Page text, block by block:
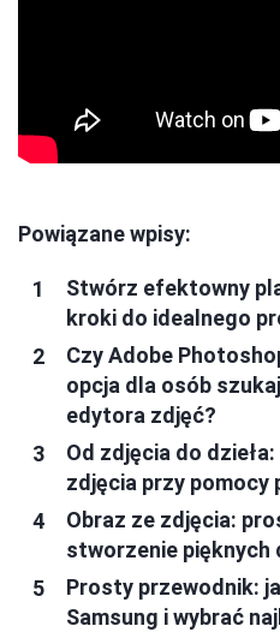
Powiązane wpisy:
Stwórz efektowny
kroki do idealnego
Czy Adobe
opcja dla osób
edytora zdjęć?
Od zdjęcia do
zdjęcia przy pomocy
Obraz ze zdjęcia:
stworzenie pięknych
Prosty przewodnik:
Samsung i wybrać